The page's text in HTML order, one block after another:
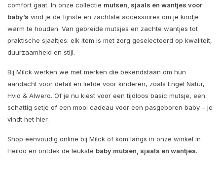
comfort gaat. In onze collectie mutsen, sjaals en wantjes voor
baby’s vind je de fijnste en zachtste accessoires om je kindje
warm te houden. Van gebreide mutsjes en zachte wantjes tot
praktische sjaaltjes: elk item is met zorg geselecteerd op kwaliteit,
duurzaamheid en stijl.
Bij Milck werken we met merken die bekendstaan om hun
aandacht voor detail en liefde voor kinderen, zoals Engel Natur,
Hvid & Alwero. Of je nu kiest voor een tijdloos basic mutsje, een
schattig setje of een mooi cadeau voor een pasgeboren baby – je
vindt het hier.
Shop eenvoudig online bij Milck of kom langs in onze winkel in
Heiloo en ontdek de leukste baby mutsen, sjaals en wantjes.